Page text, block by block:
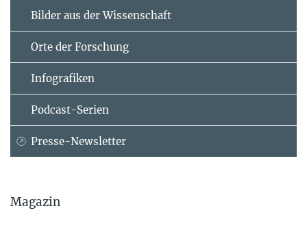
Bilder aus der Wissenschaft
Orte der Forschung
Infografiken
Podcast-Serien
Presse-Newsletter
Magazin